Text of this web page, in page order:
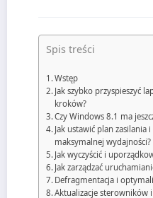
Spis treści
Wstęp
Jak szybko przyspieszyć
kroków?
Czy Windows 8.1 ma
Jak ustawić plan zasilania
maksymalnej wydajności?
Jak wyczyścić i
Jak zarządzać
Defragmentacja i
Aktualizacje sterowników